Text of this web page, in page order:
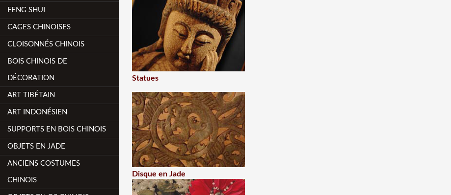
FENG SHUI
CAGES CHINOISES
CLOISONNÉS CHINOIS
BOIS CHINOIS DE
DÉCORATION
ART TIBÉTAIN
ART INDONÉSIEN
SUPPORTS EN BOIS CHINOIS
OBJETS EN JADE
ANCIENS COSTUMES
CHINOIS
Statues
Disque en Jade